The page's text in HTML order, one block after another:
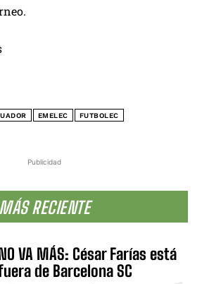
Publicidad
MÁS RECIENTE
VA MÁS: César Farías está
de Barcelona SC
EMELEC FUTBOLEC